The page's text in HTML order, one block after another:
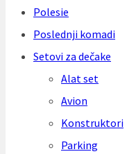
Polesie
Poslednji komadi
Setovi za dečake
Alat set
Avion
Konstruktori
Parking